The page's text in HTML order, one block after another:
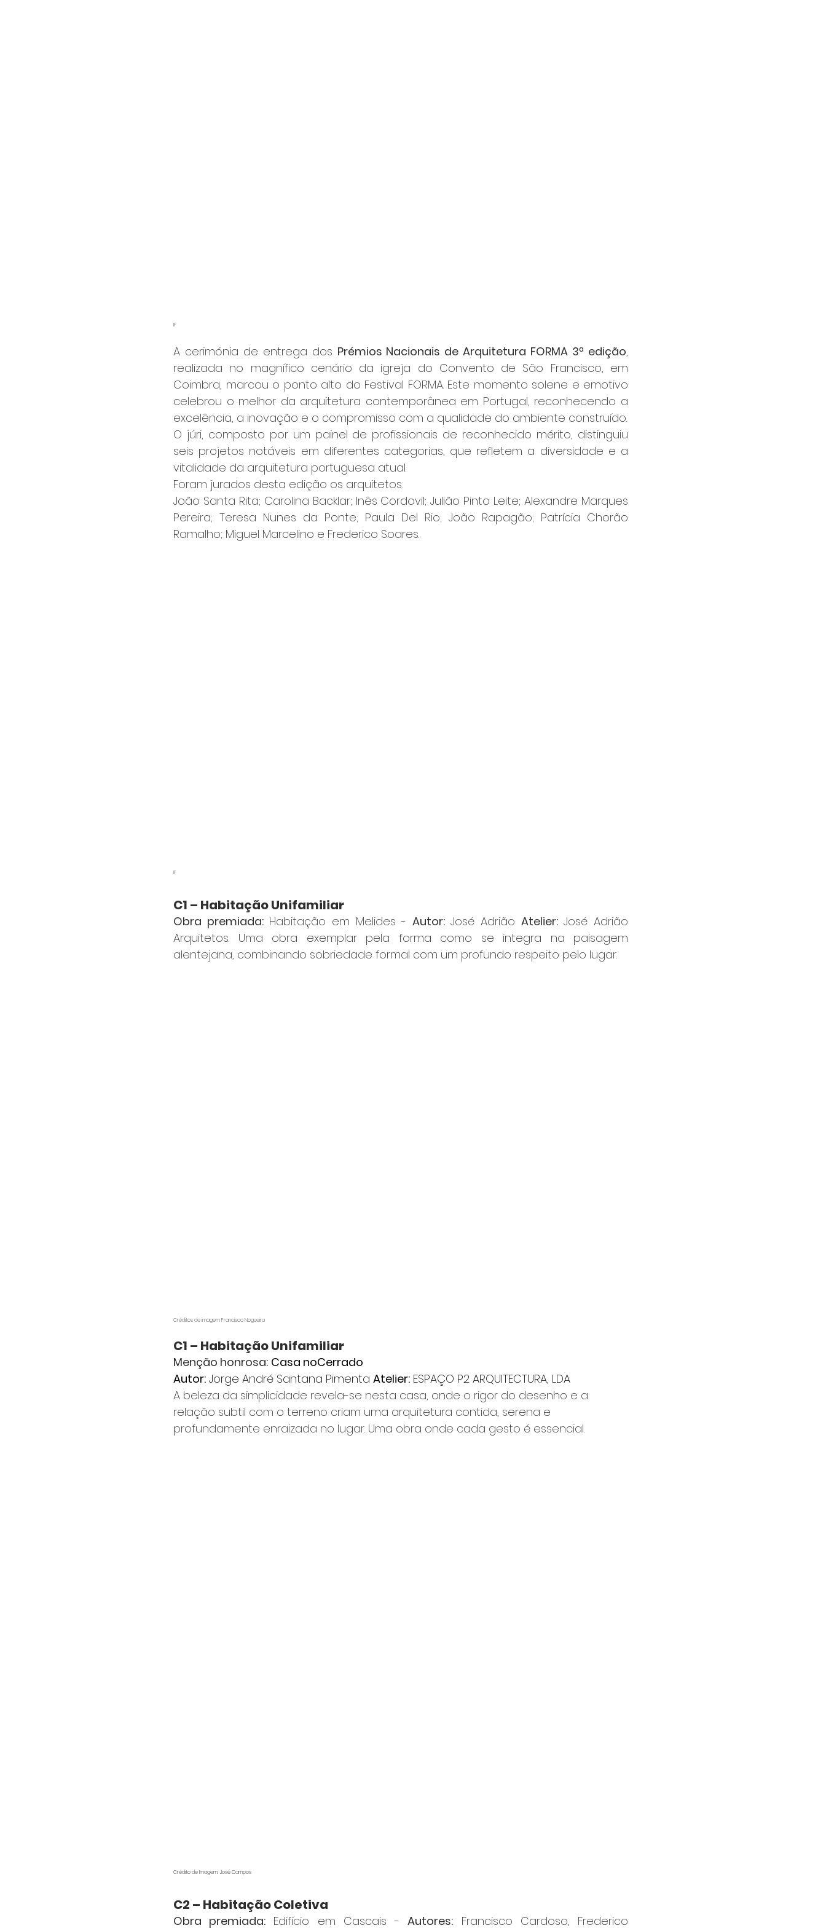
IF
A cerimónia de entrega dos Prémios Nacionais de Arquitetura FORMA 3ª edição,
realizada no magnífico cenário da igreja do Convento de São Francisco, em
Coimbra, marcou o ponto alto do Festival FORMA. Este momento solene e emotivo
celebrou o melhor da arquitetura contemporânea em Portugal, reconhecendo a
excelência, a inovação e o compromisso com a qualidade do ambiente construído.
O júri, composto por um painel de profissionais de reconhecido mérito, distinguiu
seis projetos notáveis em diferentes categorias, que refletem a diversidade e a
vitalidade da arquitetura portuguesa atual.
Foram jurados desta edição os arquitetos:
João Santa Rita; Carolina Backlar; Inês Cordovil; Julião Pinto Leite; Alexandre Marques
Pereira; Teresa Nunes da Ponte; Paula Del Rio; João Rapagão; Patrícia Chorão
Ramalho; Miguel Marcelino e Frederico Soares.
IF
C1 – Habitação Unifamiliar
Obra premiada: Habitação em Melides - Autor: José Adrião Atelier: José Adrião
Arquitetos. Uma obra exemplar pela forma como se integra na paisagem
alentejana, combinando sobriedade formal com um profundo respeito pelo lugar.
Créditos de imagem Francisco Nogueira
C1 – Habitação Unifamiliar
Menção honrosa: Casa noCerrado
Autor: Jorge André Santana Pimenta Atelier: ESPAÇO P2 ARQUITECTURA, LDA
A beleza da simplicidade revela-se nesta casa, onde o rigor do desenho e a
relação subtil com o terreno criam uma arquitetura contida, serena e
profundamente enraizada no lugar. Uma obra onde cada gesto é essencial.
Crédito de Imagem: José Campos
C2 – Habitação Coletiva
Obra premiada: Edifício em Cascais - Autores: Francisco Cardoso, Frederico